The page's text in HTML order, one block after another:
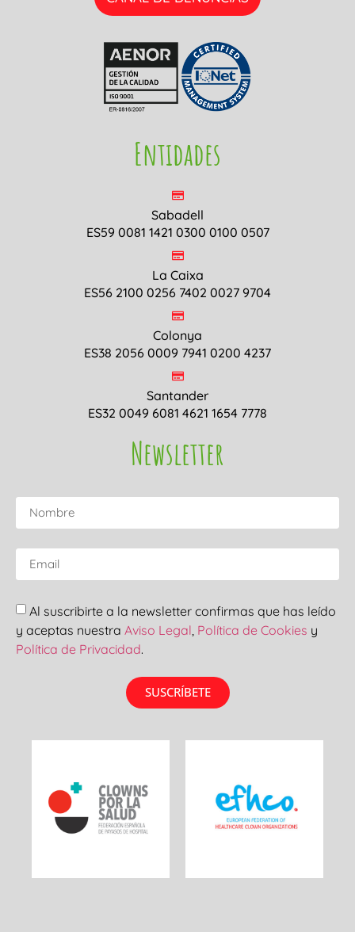
Entidades
Sabadell
ES59 0081 1421 0300 0100 0507
La Caixa
ES56 2100 0256 7402 0027 9704
Colonya
ES38 2056 0009 7941 0200 4237
Santander
ES32 0049 6081 4621 1654 7778
Newsletter
Al suscribirte a la newsletter confirmas que has leído
y aceptas nuestra Aviso Legal Política de Cookies y
Política de Privacidad.
SUSCRÍBETE